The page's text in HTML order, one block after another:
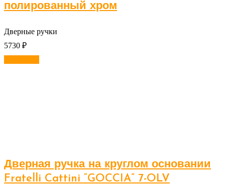
полированный хром
Дверные ручки
5730 ₽
Дверная ручка на круглом основании
Fratelli Cattini “GOCCIA” 7-OLV